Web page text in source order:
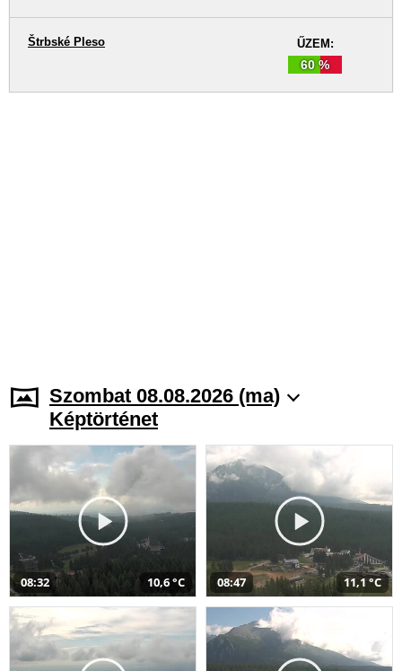
ŰZEM:
60 %
Štrbské Pleso
Szombat 08.08.2026 (ma)
Képtörténet
08:32 10,6 °C 08:47 11,1 °C